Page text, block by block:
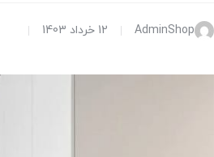
AdminShop 12 خرداد 1403